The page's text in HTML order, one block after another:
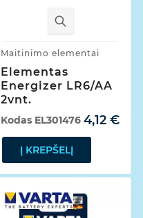
Maitinimo elementai
Elementas
Energizer LR6/AA
2vnt.
4,12 €
Kodas EL301476
Į KREPŠELĮ